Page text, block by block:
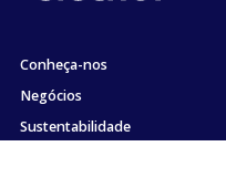
Conheça-nos
Negócios
Sustentabilidade